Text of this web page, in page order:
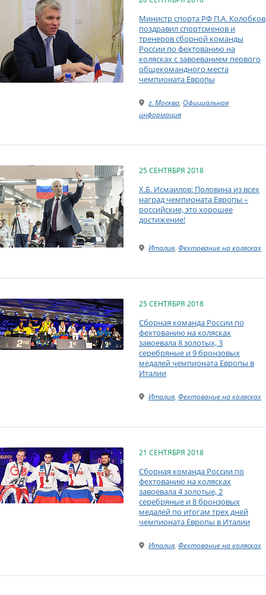
Министр спорта РФ П.А. Колобков
поздравил спортсменов и
тренеров сборной команды
России по фехтованию на
колясках с завоеванием первого
общекомандного места
чемпионата Европы
г. Москва, Официальная
информация
25 СЕНТЯБРЯ 2018
Х.Б. Исмаилов: Половина из всех
наград чемпионата Европы –
российские, это хорошее
достижение!
Италия, Фехтование на колясках
25 СЕНТЯБРЯ 2018
Сборная команда России по
фехтованию на колясках
завоевала 8 золотых, 3
серебряные и 9 бронзовых
медалей чемпионата Европы в
Италии
Италия, Фехтование на колясках
21 СЕНТЯБРЯ 2018
Сборная команда России по
фехтованию на колясках
завоевала 4 золотые, 2
серебряные и 8 бронзовых
медалей по итогам трех дней
чемпионата Европы в Италии
Италия, Фехтование на колясках